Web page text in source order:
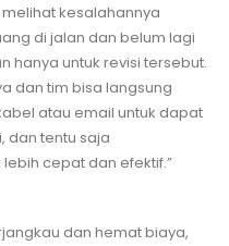
kesalahannya
di jalan dan belum lagi
hanya untuk revisi tersebut.
dan tim bisa langsung
atau email untuk dapat
dan tentu saja
cepat dan efektif.”
dan hemat biaya,